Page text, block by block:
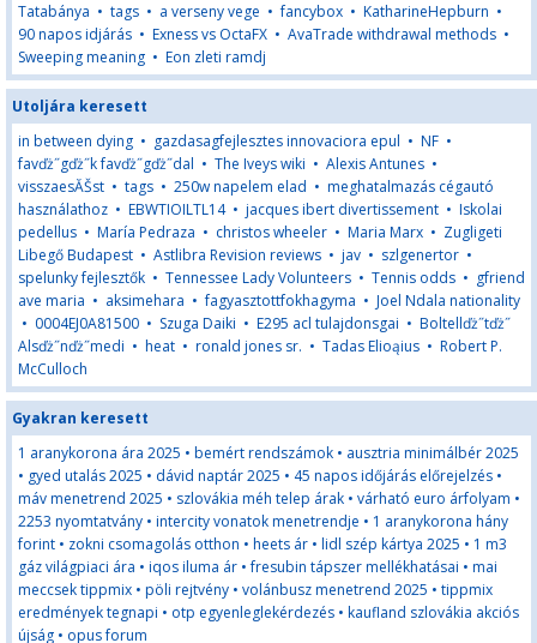
Tatabánya • tags • a verseny vege •fancybox • KatharineHepburn •
90 napos idjárás • Exness vs OctaFX • AvaTrade withdrawal methods •
Sweeping meaning • Eon zleti ramdj
Utoljára keresett
in between dying • gazdasagfejlesztes innovaciora epul • NF •
favďż˝gďż˝k favďż˝gďż˝dal • The Iveys wiki • Alexis Antunes •
visszaesĂŠst • tags • 250w napelem elad • meghatalmazás cégautó
használathoz • EBWTIOILTL14• jacques ibert divertissement • Iskolai
pedellus • María Pedraza • christos wheeler • Maria Marx • Zugligeti
Libegő Budapest • Astlibra Revision reviews • jav • szlgenertor •
spelunky fejlesztők • Tennessee Lady Volunteers • Tennis odds • gfriend
ave maria • aksimehara •fagyasztottfokhagyma • Joel Ndala nationality
• 0004EJ0A81500 • Szuga Daiki • E295 acl tulajdonsgai • Boltellďż˝tďż˝
Alsďż˝nďż˝medi • heat • ronald jones sr. • Tadas Elioąius • Robert P.
McCulloch
Gyakran keresett
1 aranykorona ára 2025 • bemért rendszámok • ausztria minimálbér 2025
• gyed utalás 2025 • dávid naptár 2025 • 45 napos időjárás előrejelzés •
máv menetrend 2025 • szlovákia méh telep árak • várható euro árfolyam •
2253 nyomtatvány • intercity vonatok menetrendje • 1 aranykorona hány
forint • zokni csomagolás otthon • heets ár • lidl szép kártya 2025 • 1 m3
gáz világpiaci ára • iqos iluma ár •fresubin tápszer mellékhatásai • mai
meccsek tippmix • pöli rejtvény • volánbusz menetrend 2025 • tippmix
eredmények tegnapi • otp egyenleglekérdezés • kaufland szlovákia akciós
újság • opus forum